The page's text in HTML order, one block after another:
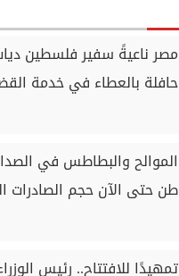
مصر ناعيةً سفير فلسطين
حافلة بالعطاء في خدمة
طن حتى الآن حجم الصادرات
تمهيدًا للافتتاح.. رئيس